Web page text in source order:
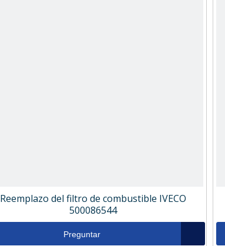
Reemplazo del filtro de combustible IVECO
500086544
Preguntar